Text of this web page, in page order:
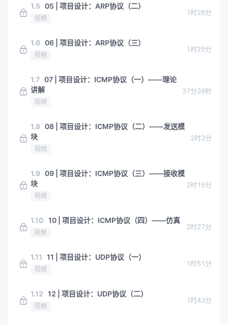
1.5 05 | 项目设计：ARP协议（二）
视频
1时26分
1.6 06 | 项目设计：ARP协议（三）
视频
1时29分
1.7 07 | 项目设计：ICMP协议（一）——理论
讲解
视频
37分28秒
1.8 08 | 项目设计：ICMP协议（二）——发送模
块
视频
2时3分
1.9 09 | 项目设计：ICMP协议（三）——接收模
块
视频
2时16分
1.10 10 | 项目设计：ICMP协议（四）——仿真
视频
2时27分
1.11 11 | 项目设计：UDP协议（一）
视频
1时51分
1.12 12 | 项目设计：UDP协议（二）
视频
1时43分